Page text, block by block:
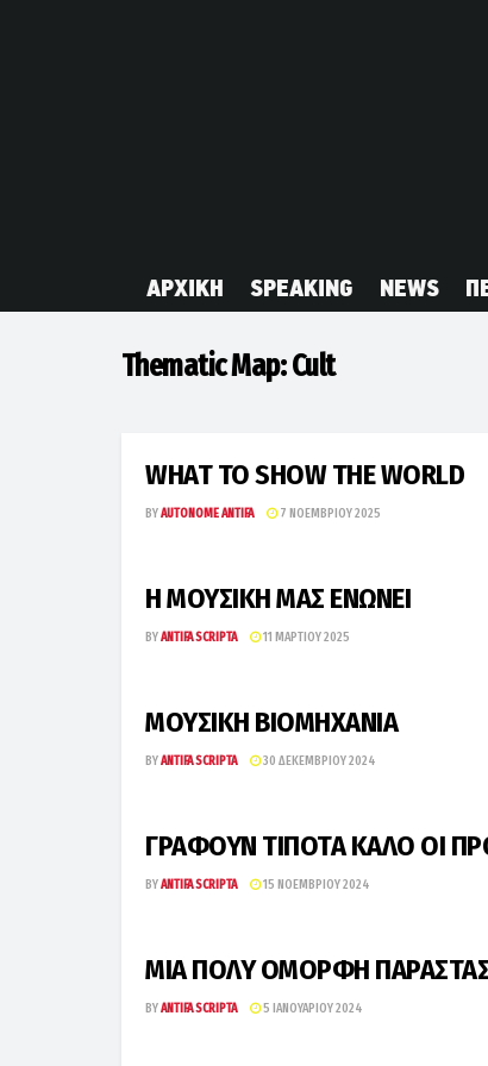
ΑΡΧΙΚΗ SPEAKING NEWS
Thematic Map:Cult
WHAT TO SHOW THE WORLD
BYAUTONOME ANTIFA 7 ΝΟΕΜΒΡΊΟΥ 2025
Η ΜΟΥΣΙΚΗ ΜΑΣ ΕΝΩΝΕΙ
BYANTIFA SCRIPTA 11 ΜΑΡΤΊΟΥ 2025
ΜΟΥΣΙΚΗ ΒΙΟΜΗΧΑΝΙΑ
BYANTIFA SCRIPTA 30 ΔΕΚΕΜΒΡΊΟΥ 2024
ΓΡΑΦΟΥΝ ΤΙΠΟΤΑ ΚΑΛΟ ΟΙ
BYANTIFA SCRIPTA 15 ΝΟΕΜΒΡΊΟΥ 2024
ΜΙΑ ΠΟΛΥ ΟΜΟΡΦΗ
BYANTIFA SCRIPTA 5 ΙΑΝΟΥΑΡΊΟΥ 2024